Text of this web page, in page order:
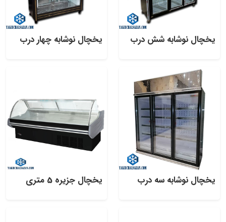
یخچال نوشابه شش درب یخچال نوشابه چهار درب
یخچال نوشابه سه درب یخچال جزیره 5 متری